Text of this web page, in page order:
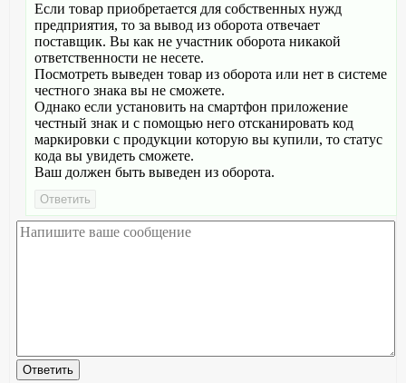
Если товар приобретается для собственных нужд
предприятия, то за вывод из оборота отвечает
поставщик. Вы как не участник оборота никакой
ответственности не несете.
Посмотреть выведен товар из оборота или нет в системе
честного знака вы не сможете.
Однако если установить на смартфон приложение
честный знак и с помощью него отсканировать код
маркировки с продукции которую вы купили, то статус
кода вы увидеть сможете.
Ваш должен быть выведен из оборота.